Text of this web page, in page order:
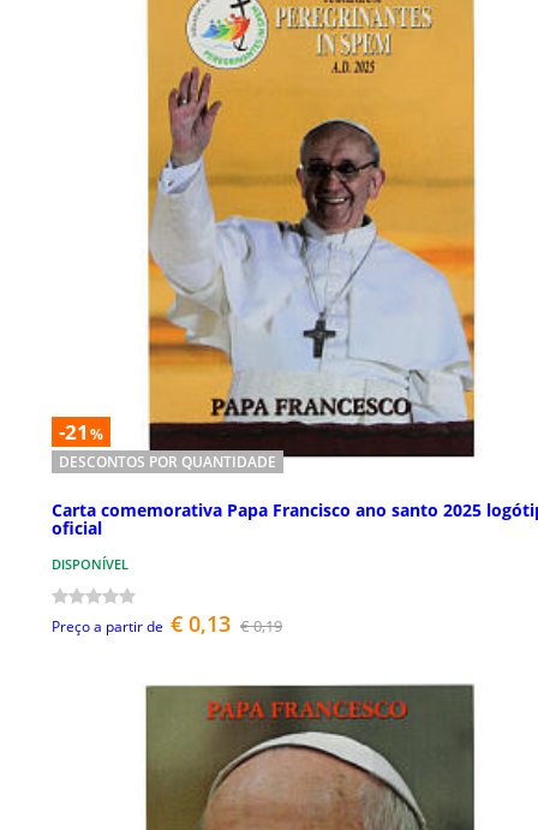
-21 %
DESCONTOS POR QUANTIDADE
Carta comemorativa Papa Francisco ano santo 2025
oficial
DISPONÍVEL
Preço a partir de € 0,13 € 0,19